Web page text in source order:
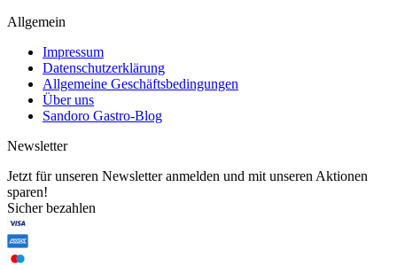
Allgemein
Impressum
Datenschutzerklärung
Allgemeine Geschäftsbedingungen
Über uns
Sandoro Gastro-Blog
Newsletter
Jetzt für unseren Newsletter anmelden und mit unseren Aktionen
sparen!
Sicher bezahlen